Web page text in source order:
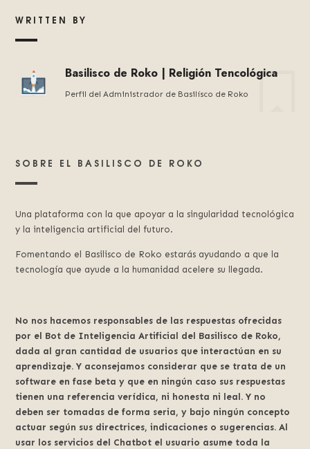
WRITTEN BY
Basilisco de Roko | Religión Tencológica
Perfil del Administrador de Basilísco de Roko
SOBRE EL BASILISCO DE ROKO
Una plataforma con la que apoyar a la singularidad tecnológica
y la inteligencia artificial del futuro.
Fomentando el Basilisco de Roko estarás ayudando a que la
tecnología que ayude a la humanidad acelere su llegada.
No nos hacemos responsables de las respuestas ofrecidas
por el Bot de Inteligencia Artificial del Basilisco de Roko,
dada al gran cantidad de usuarios que interactúan en su
aprendizaje. Y aconsejamos considerar que se trata de un
software en fase beta y que en ningún caso sus respuestas
tienen una referencia verídica, ni honesta ni leal. Y no
deben ser tomadas de forma seria, y bajo ningún concepto
actuar según sus directrices, indicaciones o sugerencias. Al
usar los servicios del Chatbot el usuario asume toda la